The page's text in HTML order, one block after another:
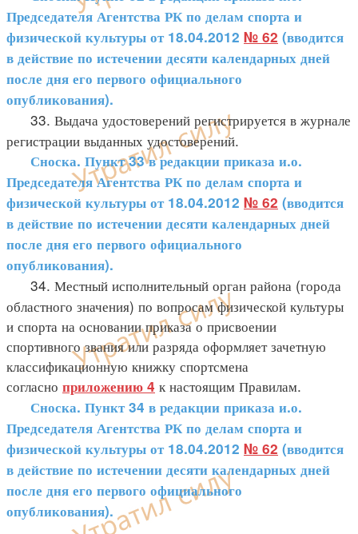
Председателя Агентства РК по делам спорта и
физической культуры от 18.04.2012 № 62 (вводится
в действие по истечении десяти календарных дней
после дня его первого официального
опубликования).
33. Выдача удостоверений регистрируется в журнале
регистрации выданных удостоверений.
Сноска. Пункт 33 в редакции приказа и.о.
Председателя Агентства РК по делам спорта и
физической культуры от 18.04.2012 № 62 (вводится
в действие по истечении десяти календарных дней
после дня его первого официального
опубликования).
34. Местный исполнительный орган района (города
областного значения) по вопросам физической культуры
и спорта на основании приказа о присвоении
спортивного звания или разряда оформляет зачетную
классификационную книжку спортсмена
согласно приложению 4 к настоящим Правилам.
Сноска. Пункт 34 в редакции приказа и.о.
Председателя Агентства РК по делам спорта и
физической культуры от 18.04.2012 № 62 (вводится
в действие по истечении десяти календарных дней
после дня его первого официального
опубликования).